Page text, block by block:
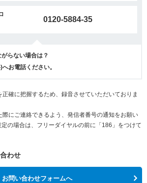
0120-5884-35
らない場合は？
へお電話ください。
確に把握するため、録音させていただいておりま
にご連絡できるよう、発信者番号の通知をお願い
の場合は、フリーダイヤルの前に「186」をつけて
わせ
お問い合わせフォームへ